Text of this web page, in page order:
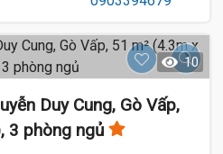
10
Duy Cung, Gò Vấp,
3 phòng ngủ